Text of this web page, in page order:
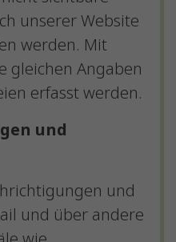
unserer Website
werden. Mit
gleichen Angaben
erfasst werden.
und
und
und über andere